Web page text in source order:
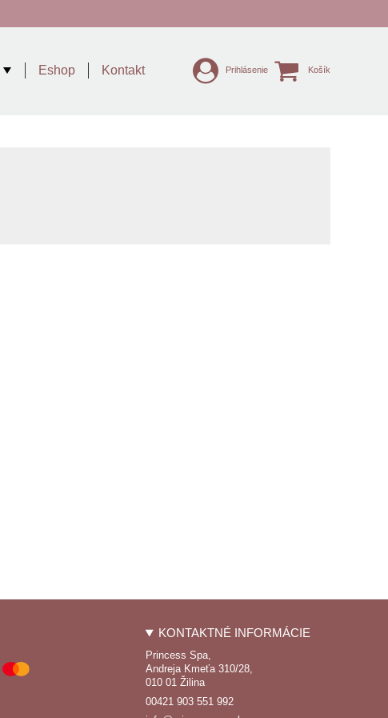
Eshop Kontakt Prihlásenie Košík
KONTAKTNÉ INFORMÁCIE
Princess Spa,
Andreja Kmeťa 310/28,
010 01 Žilina
00421 903 551 992